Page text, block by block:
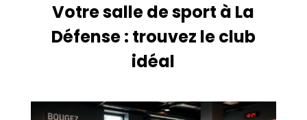
Votre salle de sport à La
Défense : trouvez le club
idéal